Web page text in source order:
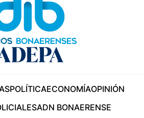
POLÍTICAECONOMÍAOPINIÓN
ADN BONAERENSE